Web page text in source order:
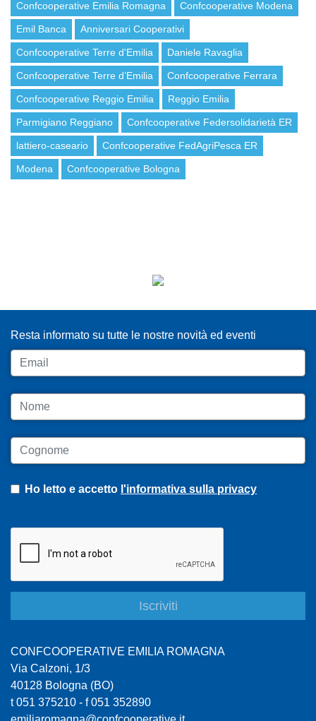
Confcooperative Emilia Romagna Confcooperative Modena
Emil Banca Anniversari Cooperativi
Confcooperative Terre d'Emilia Daniele Ravaglia
Confcooperative Terre d’Emilia Confcooperative Ferrara
Confcooperative Reggio Emilia Reggio Emilia
Parmigiano Reggiano Confcooperative Federsolidarietà ER
lattiero-caseario Confcooperative FedAgriPesca ER
Modena Confcooperative Bologna
Resta informato su tutte le nostre novità ed eventi
Email
Nome
Cognome
Ho letto e accetto l'informativa sulla privacy
CONFCOOPERATIVE EMILIA ROMAGNA
Via Calzoni, 1/3
40128 Bologna (BO)
t 051 375210 - f 051 352890